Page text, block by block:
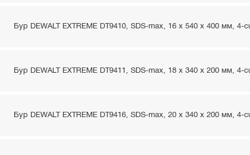
Бур DEWALT EXTREME DT9410, SDS-max, 16 x 540 x 400 мм, 4-
Бур DEWALT EXTREME DT9411, SDS-max, 18 x 340 x 200 мм, 4-
Бур DEWALT EXTREME DT9416, SDS-max, 20 x 340 x 200 мм, 4-